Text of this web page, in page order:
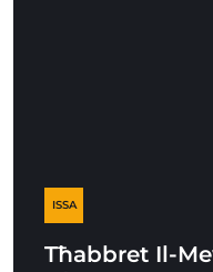
ISSA
Tħabbret Il-